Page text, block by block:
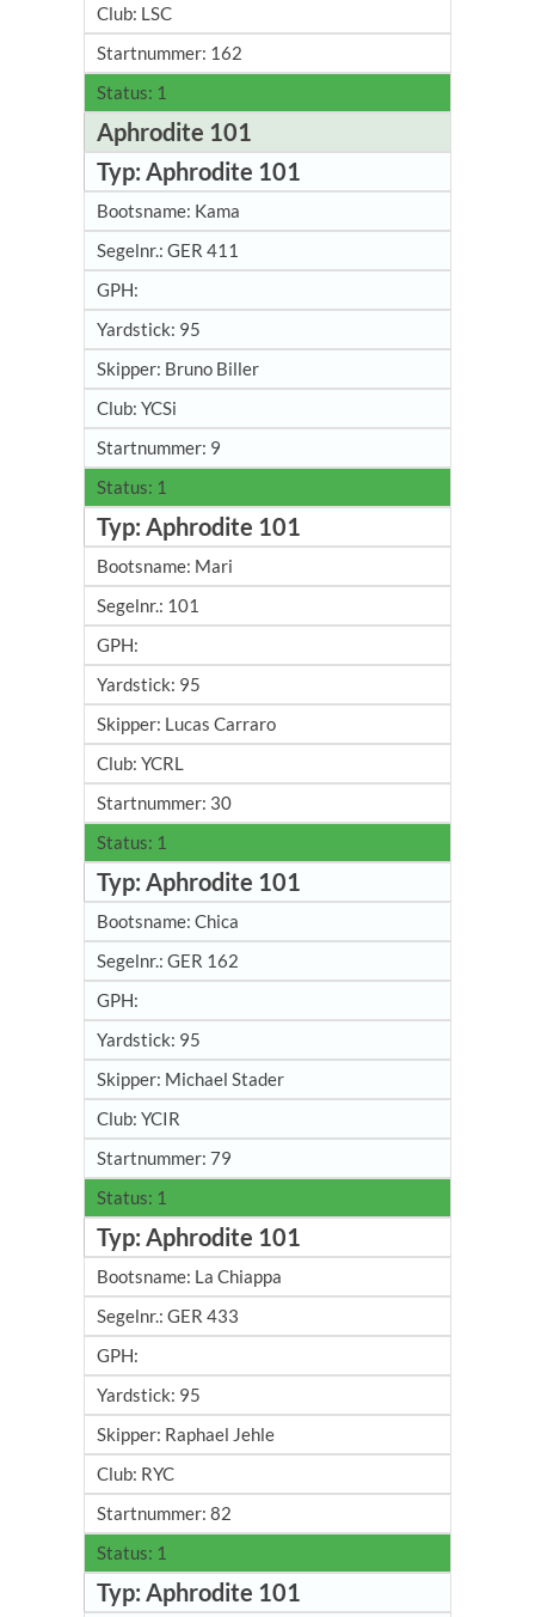
LSC
162
1
Aphrodite 101
Aphrodite 101
Kama
GER 411
95
Bruno Biller
YCSi
9
1
Aphrodite 101
Mari
101
95
Lucas Carraro
YCRL
30
1
Aphrodite 101
Chica
GER 162
95
Michael Stader
YCIR
79
1
Aphrodite 101
La Chiappa
GER 433
95
Raphael Jehle
RYC
82
1
Aphrodite 101